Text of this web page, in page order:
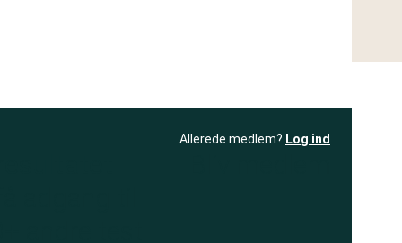
Allerede medlem? Log ind